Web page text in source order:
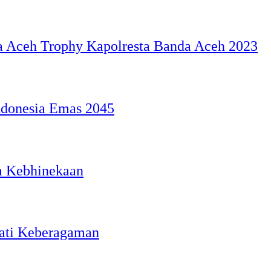
Trophy Kapolresta Banda Aceh 2023
Emas 2045
Kebhinekaan
Keberagaman